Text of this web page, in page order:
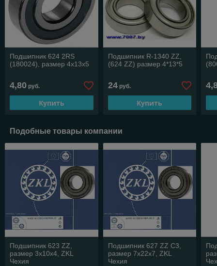
Подшипник 624 2RS
(180024), размер 4х13х5
4,80 руб.
Купить
Подшипник R-1340 ZZ,
(624 ZZ) размер 4*13*5
24руб.
Купить
Подобные товары компании
Подшипник 623 ZZ,
размер 3х10х4, ZKL
Чехия
Подшипник 627 ZZ C3,
размер 7х22х7, ZKL
Чехия